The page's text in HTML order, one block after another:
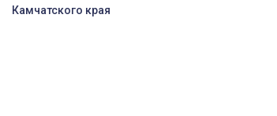
Камчатского края